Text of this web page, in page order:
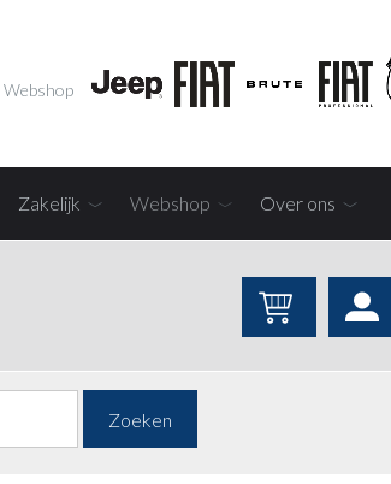
Webshop
Zakelijk Webshop Over ons
Zoeken